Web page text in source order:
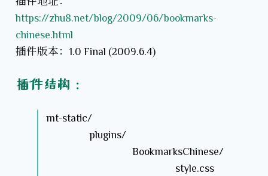
https://zhu8.net/blog/2009/06/bookmarks-
chinese.html
插件版本：1.0 Final (2009.6.4)
插件结构：
mt-static/
plugins/
BookmarksChinese/
style.css